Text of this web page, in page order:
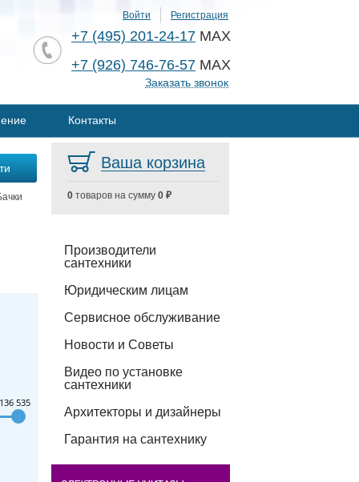
Войти Регистрация
+7 (495) 201-24-17 MAX
+7 (926) 746-76-57 MAX
Заказать звонок
Контакты
136 535
Ваша корзина
0 товаров на сумму 0 ₽
Производители
сантехники
Юридическим лицам
Сервисное обслуживание
Новости и Советы
Видео по установке
сантехники
Архитекторы и дизайнеры
Гарантия на сантехнику